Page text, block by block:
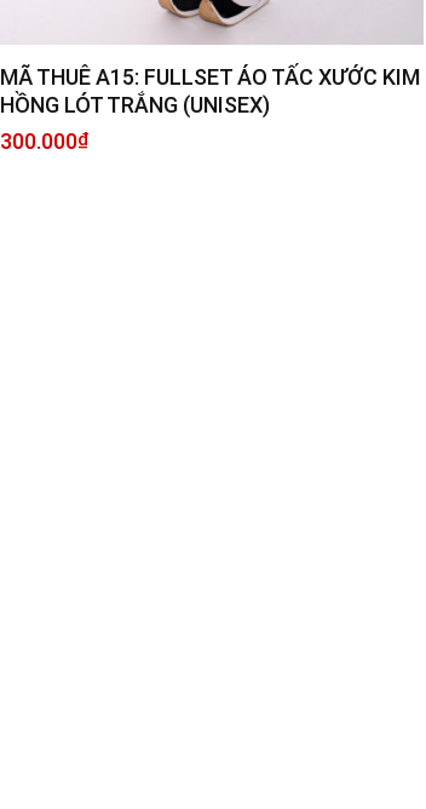
MÃ THUÊ A15: FULLSET ÁO TẤC XƯỚC KIM
HỒNG LÓT TRẮNG (UNISEX)
300.000₫